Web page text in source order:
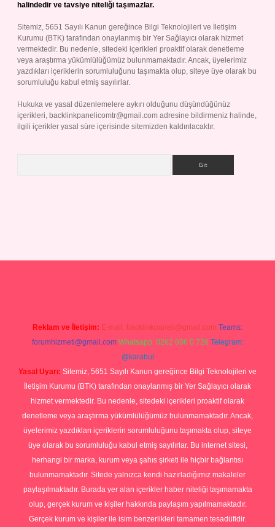
halindedir ve tavsiye niteliği taşımazlar.
Sitemiz, 5651 Sayılı Kanun gereğince Bilgi Teknolojileri ve İletişim
Kurumu (BTK) tarafından onaylanmış bir Yer Sağlayıcı olarak hizmet
vermektedir. Bu nedenle, sitedeki içerikleri proaktif olarak denetleme
veya araştırma yükümlülüğümüz bulunmamaktadır. Ancak, üyelerimiz
yazdıkları içeriklerin sorumluluğunu taşımakta olup, siteye üye olarak bu
sorumluluğu kabul etmiş sayılırlar.
Hukuka ve yasal düzenlemelere aykırı olduğunu düşündüğünüz
içerikleri, backlinkpanelicomtr@gmail.com adresine bildirmeniz halinde,
ilgili içerikler yasal süre içerisinde sitemizden kaldırılacaktır.
Reklam ve İletişim: E-mail: backlinkpaneli@gmail.com Teams:
forumhizmeti@gmail.com Whatsapp: 0262 606 0 726 Telegram:
@karabul
Yasal Uyarı: Sitemiz, 5651 Sayılı Kanun gereğince Bilgi Teknolojileri ve
İletişim Kurumu (BTK) tarafından onaylanmış bir Yer Sağlayıcı olarak
hizmet vermektedir. Bu nedenle, sitedeki içerikleri proaktif olarak
denetleme veya araştırma yükümlülüğümüz bulunmamaktadır. Ancak,
üyelerimiz yazdıkları içeriklerin sorumluluğunu taşımakta olup, siteye
üye olarak bu sorumluluğu kabul etmiş sayılırlar. Bu internet sitesi,
herhangi bir marka, kurum veya şahıs şirketi ile hiçbir bağlantısı
bulunmamaktadır. Sitede yalnızca kendi hazırladığımız makaleler
paylaşılmaktadır. Burada yer alan içerikler haber niteliği taşımamakta
olup, gerçek kurum ve kişiler hakkında paylaşım yapılmamaktadır.
Gerçek kurum ve kişiler ile isim benzerlikleri tamamen tesadüfidir.